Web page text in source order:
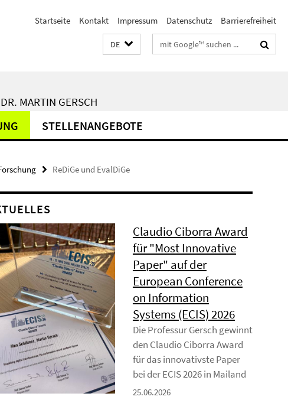
Startseite Kontakt Impressum Datenschutz Barrierefreiheit
DE Suchbegriffe
MARTIN GERSCH
STELLENANGEBOTE
ReDiGe und EvalDiGe
Claudio Ciborra Award
für "Most Innovative
Paper" auf der
European Conference
on Information
Systems (ECIS) 2026
Die Professur Gersch gewinnt
den Claudio Ciborra Award
für das innovativste Paper
bei der ECIS 2026 in Mailand
25.06.2026